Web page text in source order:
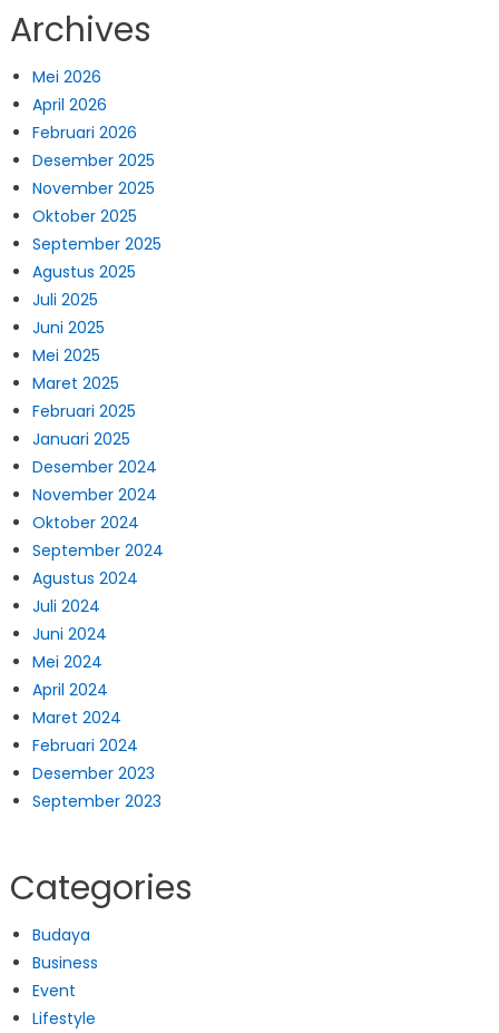
Archives
Mei 2026
April 2026
Februari 2026
Desember 2025
November 2025
Oktober 2025
September 2025
Agustus 2025
Juli 2025
Juni 2025
Mei 2025
Maret 2025
Februari 2025
Januari 2025
Desember 2024
November 2024
Oktober 2024
September 2024
Agustus 2024
Juli 2024
Juni 2024
Mei 2024
April 2024
Maret 2024
Februari 2024
Desember 2023
September 2023
Categories
Budaya
Business
Event
Lifestyle